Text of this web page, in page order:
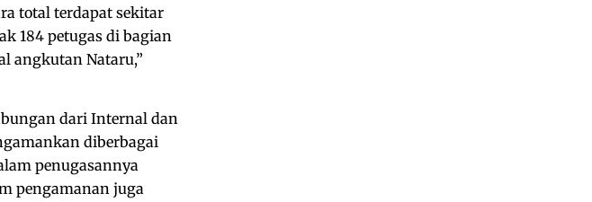
total terdapat sekitar
184 petugas di bagian
angkutan Nataru,”
dari Internal dan
diberbagai
penugasannya
pengamanan juga